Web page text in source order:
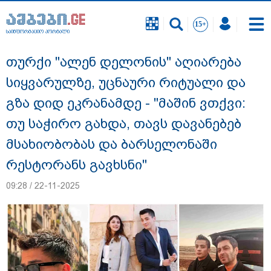
საინფორმაციო პორტალი
"ნატა ვიბლიანის საქმეზე საზოგადოება
უახლოეს დღეებში გაიგებს სიახლეს,
დაიდება პირველი მნიშვნელოვანი
შედეგი და ოფიციალურად ცნობენ
საინფორმაციო პორტალი
თურქი "ალენ დელონის" აღიარება
სიყვარულზე, უცნაური რიტუალი და
გზა დიდ ეკრანამდე - "მაშინ ვთქვი:
თუ საჭირო გახდა, თავს დავანებებ
მსახიობობას და ბარსელონაში
რესტორანს გავხსნი"
09:28 / 22-11-2025